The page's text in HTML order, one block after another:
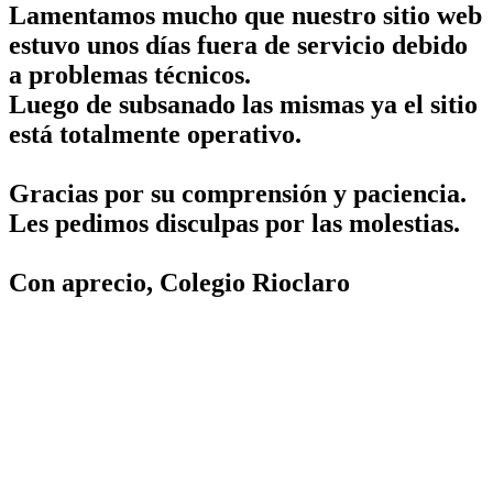
Lamentamos mucho que nuestro sitio web
estuvo unos días fuera de servicio debido
a problemas técnicos.
Luego de subsanado las mismas ya el sitio
está totalmente operativo.
Gracias por su comprensión y paciencia.
Les pedimos disculpas por las molestias.
Con aprecio, Colegio Rioclaro